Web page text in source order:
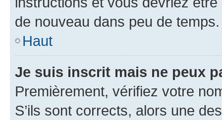
de nouveau dans peu de temps.
Haut
Je suis inscrit mais ne peux
Premièrement, vérifiez votre
S’ils sont corrects, alors une